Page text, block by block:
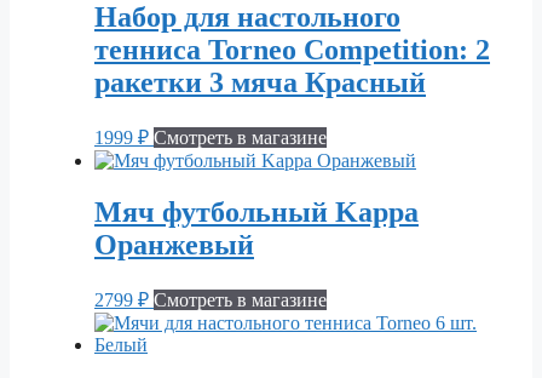
Набор для настольного
тенниса Torneo Competition: 2
ракетки 3 мяча Красный
1999 ₽ Смотреть в магазине
Мяч футбольный Kappa
Оранжевый
2799 ₽ Смотреть в магазине